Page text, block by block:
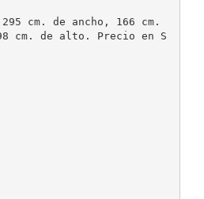
cm. de ancho, 166 cm.
cm. de alto. Precio en S